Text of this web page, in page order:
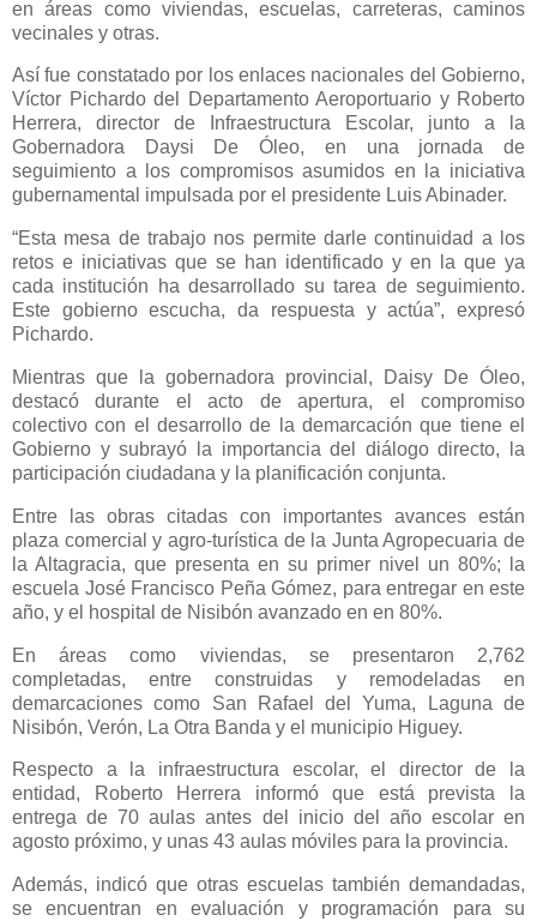
en áreas como viviendas, escuelas, carreteras, caminos
vecinales y otras.
Así fue constatado por los enlaces nacionales del Gobierno,
Víctor Pichardo del Departamento Aeroportuario y Roberto
Herrera, director de Infraestructura Escolar, junto a la
Gobernadora Daysi De Óleo, en una jornada de
seguimiento a los compromisos asumidos en la iniciativa
gubernamental impulsada por el presidente Luis Abinader.
“Esta mesa de trabajo nos permite darle continuidad a los
retos e iniciativas que se han identificado y en la que ya
cada institución ha desarrollado su tarea de seguimiento.
Este gobierno escucha, da respuesta y actúa”, expresó
Pichardo.
Mientras que la gobernadora provincial, Daisy De Óleo,
destacó durante el acto de apertura, el compromiso
colectivo con el desarrollo de la demarcación que tiene el
Gobierno y subrayó la importancia del diálogo directo, la
participación ciudadana y la planificación conjunta.
Entre las obras citadas con importantes avances están
plaza comercial y agro-turística de la Junta Agropecuaria de
la Altagracia, que presenta en su primer nivel un 80%; la
escuela José Francisco Peña Gómez, para entregar en este
año, y el hospital de Nisibón avanzado en en 80%.
En áreas como viviendas, se presentaron 2,762
completadas, entre construidas y remodeladas en
demarcaciones como San Rafael del Yuma, Laguna de
Nisibón, Verón, La Otra Banda y el municipio Higuey.
Respecto a la infraestructura escolar, el director de la
entidad, Roberto Herrera informó que está prevista la
entrega de 70 aulas antes del inicio del año escolar en
agosto próximo, y unas 43 aulas móviles para la provincia.
Además, indicó que otras escuelas también demandadas,
se encuentran en evaluación y programación para su